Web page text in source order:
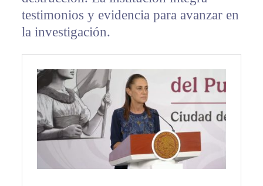
testimonios y evidencia para avanzar en
la investigación.